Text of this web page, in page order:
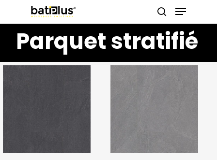
to
search
Menu
Parquet stratifiéClose
Menu